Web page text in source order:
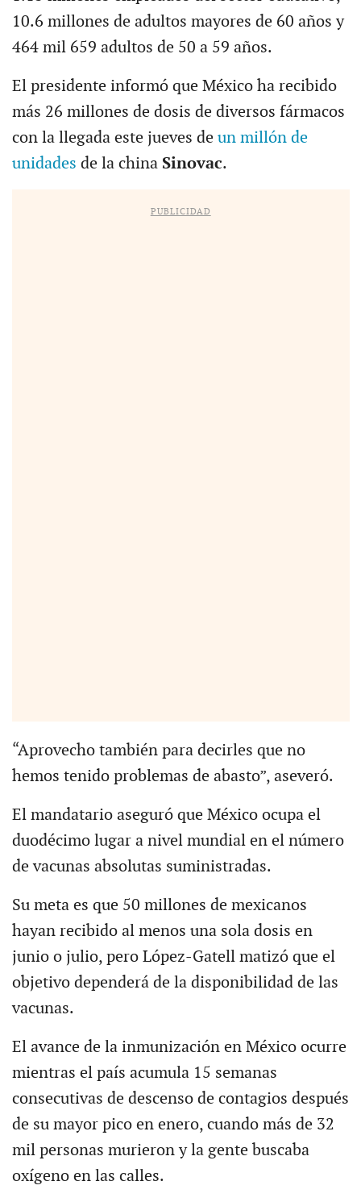
10.6 millones de adultos mayores de 60 años y
464 mil 659 adultos de 50 a 59 años.
El presidente informó que México ha recibido
más 26 millones de dosis de diversos fármacos
con la llegada este jueves de un millón de
unidades de la china Sinovac.
PUBLICIDAD
“Aprovecho también para decirles que no
hemos tenido problemas de abasto”, aseveró.
El mandatario aseguró que México ocupa el
duodécimo lugar a nivel mundial en el número
de vacunas absolutas suministradas.
Su meta es que 50 millones de mexicanos
hayan recibido al menos una sola dosis en
junio o julio, pero López-Gatell matizó que el
objetivo dependerá de la disponibilidad de las
vacunas.
El avance de la inmunización en México ocurre
mientras el país acumula 15 semanas
consecutivas de descenso de contagios después
de su mayor pico en enero, cuando más de 32
mil personas murieron y la gente buscaba
oxígeno en las calles.